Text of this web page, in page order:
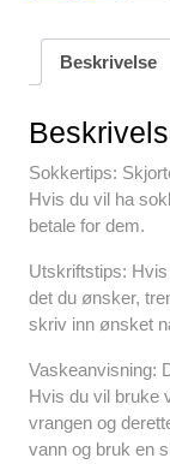
c
b
o
o
k
tt
Beskrivelse
Sokkertips:
Hvis du vil ha
betale for dem.
Utskriftstips:
det du ønsker,
skriv inn ønsket
Vaskeanvisning:
Hvis du vil bruke
vrangen og
vann og bruk en